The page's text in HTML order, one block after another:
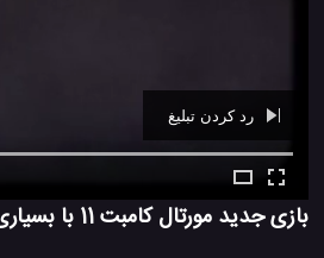
Ad - 00:22
بازی جدید مورتال کامبت 11 با بسیاری از اکشن ها و استایل قدیمی، از راه می رسد!